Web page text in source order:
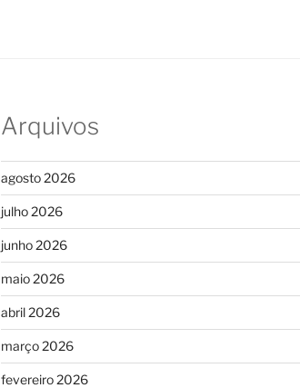
Arquivos
agosto 2026
julho 2026
junho 2026
maio 2026
abril 2026
março 2026
fevereiro 2026